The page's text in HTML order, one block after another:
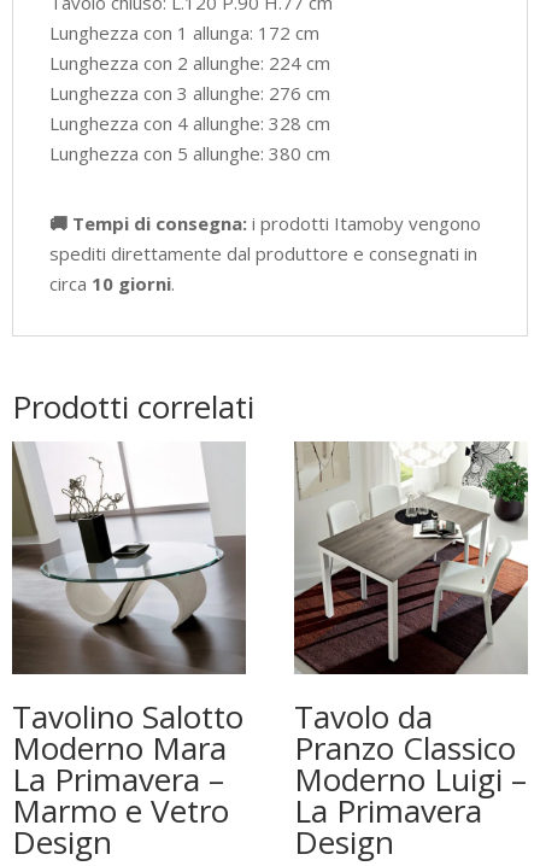
Lunghezza con 1 allunga: 172 cm
Lunghezza con 2 allunghe: 224 cm
Lunghezza con 3 allunghe: 276 cm
Lunghezza con 4 allunghe: 328 cm
Lunghezza con 5 allunghe: 380 cm
🚚 Tempi di consegna: i prodotti Itamoby vengono
spediti direttamente dal produttore e consegnati in
circa 10 giorni.
Prodotti correlati
Tavolino Salotto
Moderno Mara
La Primavera –
Marmo e Vetro
Design
Tavolo da
Pranzo Classico
Moderno Luigi –
La Primavera
Design